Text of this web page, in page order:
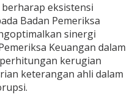
eksistensi
Badan Pemeriksa
sinergi
Keuangan dalam
kerugian
keterangan ahli dalam